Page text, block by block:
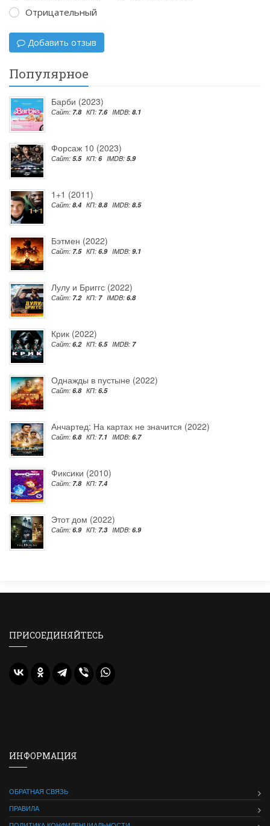
Отрицательный
Добавить отзыв
Популярное
Барби (2023)
Сайт: 7.8 КП: 7.6 IMDB: 8.1
Форсаж 10 (2023)
Сайт: 5.5 КП: 6 IMDB: 5.9
1+1 (2011)
Сайт: 8.4 КП: 8.8 IMDB: 8.5
Бэтмен (2022)
Сайт: 7.5 КП: 6.9 IMDB: 9.1
Лулу и Бриггс (2022)
Сайт: 7.2 КП: 7 IMDB: 6.8
Крик (2022)
Сайт: 6.2 КП: 6.5 IMDB: 7
Однажды в пустыне (2022)
Сайт: 6.8 КП: 6.5
Анчартед: На картах не значится (2022)
Сайт: 6.8 КП: 7.1 IMDB: 6.7
Фиксики (2010)
Сайт: 7.8 КП: 7.4
Этот дом (2022)
Сайт: 6.9 КП: 7.3 IMDB: 6.9
ПРИСОЕДИНЯЙТЕСЬ
ИНФОРМАЦИЯ
ОБРАТНАЯ СВЯЗЬ
ПРАВИЛА